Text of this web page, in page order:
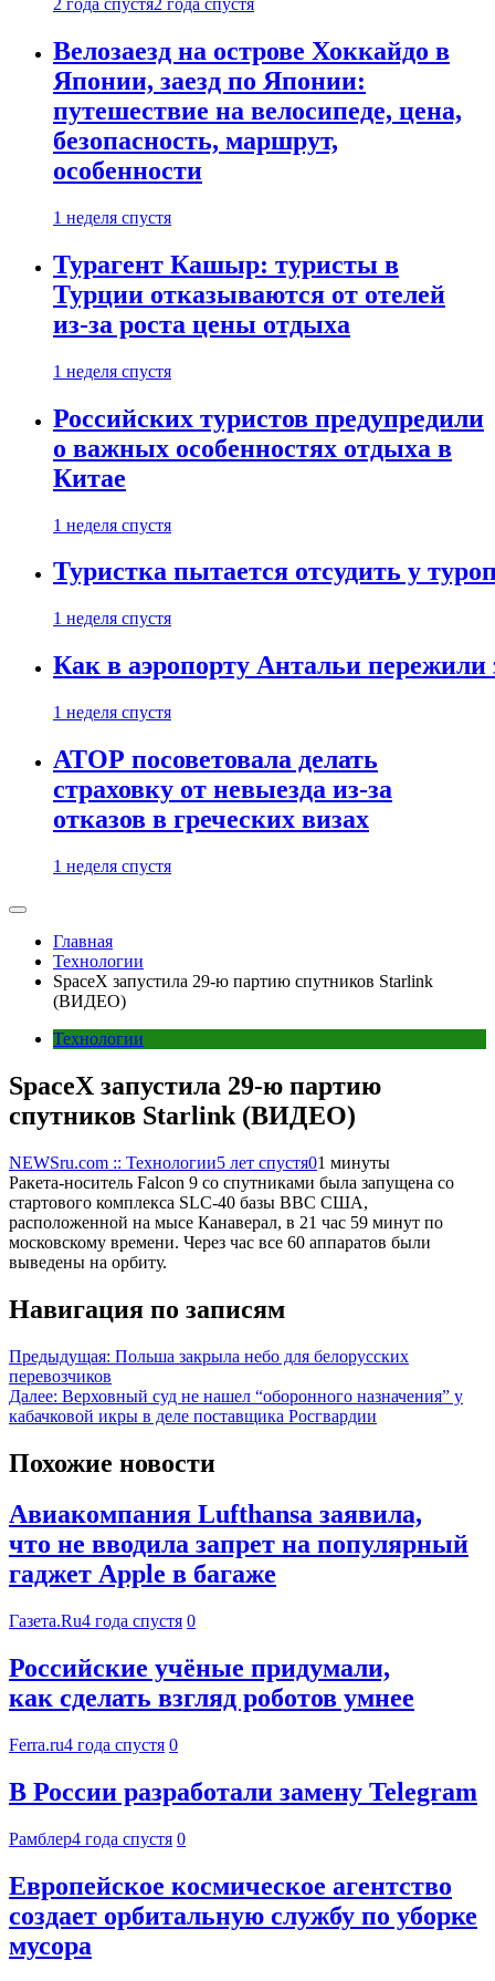
2 года спустя2 года спустя
Велозаезд на острове Хоккайдо в
Японии, заезд по Японии:
путешествие на велосипеде, цена,
безопасность, маршрут,
особенности
1 неделя спустя
Турагент Кашыр: туристы в
Турции отказываются от отелей
из-за роста цены отдыха
1 неделя спустя
Российских туристов предупредили
о важных особенностях отдыха в
Китае
1 неделя спустя
Туристка пытается отсудить у
1 неделя спустя
Как в аэропорту Антальи
1 неделя спустя
АТОР посоветовала делать
страховку от невыезда из-за
отказов в греческих визах
1 неделя спустя
Главная
Технологии
SpaceX запустила 29-ю партию спутников Starlink
(ВИДЕО)
Технологии
SpaceX запустила 29-ю партию
спутников Starlink (ВИДЕО)
NEWSru.com :: Технологии5 лет спустя01 минуты
Ракета-носитель Falcon 9 со спутниками была запущена со
стартового комплекса SLC-40 базы ВВС США,
расположенной на мысе Канаверал, в 21 час 59 минут по
московскому времени. Через час все 60 аппаратов были
выведены на орбиту.
Навигация по записям
Предыдущая: Польша закрыла небо для белорусских
перевозчиков
Далее: Верховный суд не нашел “оборонного назначения” у
кабачковой икры в деле поставщика Росгвардии
Похожие новости
Авиакомпания Lufthansa заявила,
что не вводила запрет на популярный
гаджет Apple в багаже
Газета.Ru4 года спустя 0
Российские учёные придумали,
как сделать взгляд роботов умнее
Ferra.ru4 года спустя 0
В России разработали замену Telegram
Рамблер4 года спустя 0
Европейское космическое агентство
создает орбитальную службу по уборке
мусора